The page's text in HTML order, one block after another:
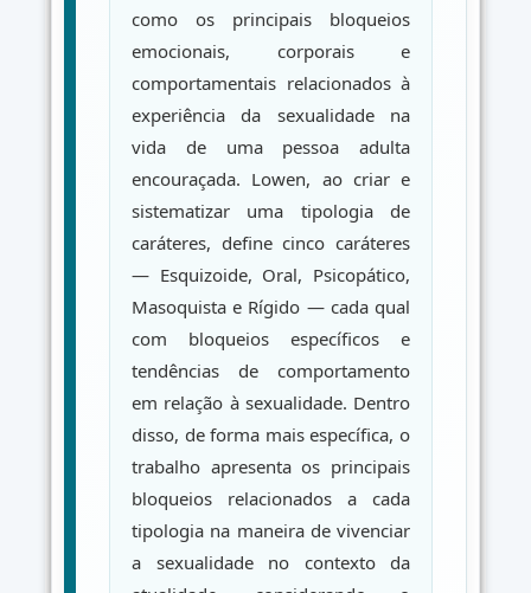
como os principais bloqueios
emocionais, corporais e
comportamentais relacionados à
experiência da sexualidade na
vida de uma pessoa adulta
encouraçada. Lowen, ao criar e
sistematizar uma tipologia de
caráteres, define cinco caráteres
— Esquizoide, Oral, Psicopático,
Masoquista e Rígido — cada qual
com bloqueios específicos e
tendências de comportamento
em relação à sexualidade. Dentro
disso, de forma mais específica, o
trabalho apresenta os principais
bloqueios relacionados a cada
tipologia na maneira de vivenciar
a sexualidade no contexto da